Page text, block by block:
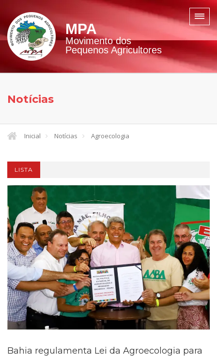
MPA
Movimento dos
Pequenos Agricultores
Notícias
Inicial Notícias Agroecologia
LISTA
Bahia regulamenta Lei da Agroecologia para